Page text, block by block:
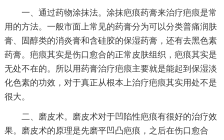
一、通过药物涂抹法。涂抹疤痕药膏来治疗疤痕是常
用的方法。一般市面上常见的药膏分为可以分类普痛润肤
膏、固醇类的消炎膏和含硅胶的保湿药膏，还有去黑色素
药膏。疤痕其实是伤口愈合的正常皮肤组织，疤痕其实是
无处不在的。所以用药膏治疗疤痕主要就是能起到保湿淡
化色素的功效，对于真正从根本上治疗疤痕其实用处不是
很大。
二、磨皮术。磨皮术对于凹陷性疤痕有很好的治疗效
果。磨皮术的原理是先磨平凹凸疤痕，之后在伤口愈合